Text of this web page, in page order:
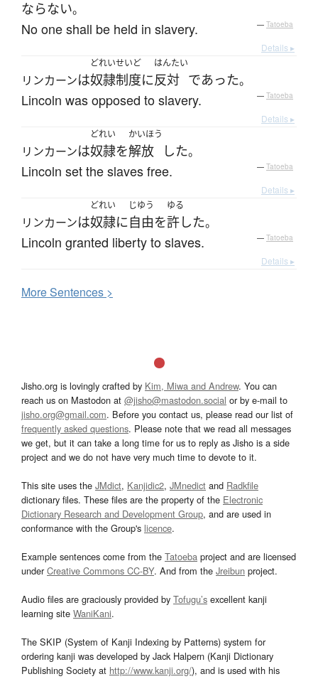
ならない。
No one shall be held in slavery. — Tatoeba
Details ▸
リンカーンは
どれいせいど
奴隷制度に
はんたい
反対 であった。
Lincoln was opposed to slavery. — Tatoeba
Details ▸
リンカーンは
どれい
奴隷を
かいほう
解放 した。
Lincoln set the slaves free. — Tatoeba
Details ▸
リンカーンは
どれい
奴隷に
じゆう
自由を
ゆる
許した。
Lincoln granted liberty to slaves. — Tatoeba
Details ▸
MoreSentences >
Jisho.org is lovingly crafted by Kim, Miwa and Andrew. You can
reach us on Mastodon at @jisho@mastodon.social or by e-mail to
jisho.org@gmail.com. Before you contact us, please read our list of
frequently asked questions. Please note that we read all messages
we get, but it can take a long time for us to reply as Jisho is a side
project and we do not have very much time to devote to it.
This site uses the JMdict, Kanjidic2, JMnedict and Radkfile
dictionary files. These files are the property of the Electronic
Dictionary Research and Development Group, and are used in
conformance with the Group's licence.
Example sentences come from the Tatoeba project and are licensed
underCreative Commons CC-BY. And from the Jreibun project.
Audio files are graciously provided by Tofugu’s excellent kanji
learning site WaniKani.
The SKIP (System of Kanji Indexing by Patterns) system for
ordering kanji was developed by Jack Halpern (Kanji Dictionary
Publishing Society at http://www.kanji.org/), and is used with his